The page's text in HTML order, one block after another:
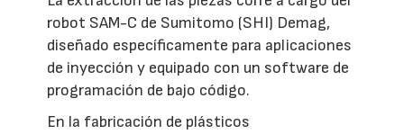
robot SAM-C de Sumitomo (SHI) Demag,
diseñado específicamente para aplicaciones
de inyección y equipado con un software de
programación de bajo código.
En la fabricación de plásticos